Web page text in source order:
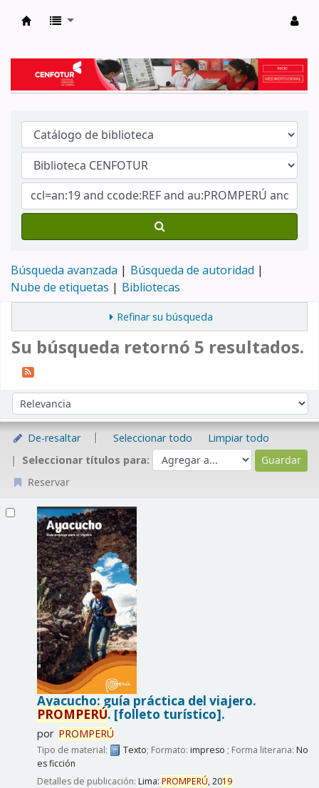
Búsqueda avanzada
Búsqueda de autoridad
Nube de etiquetas
Bibliotecas
Refinar su búsqueda
Su búsqueda retornó 5 resultados.
Ordenar por:
De-resaltar Seleccionar todo
Limpiar todo
Seleccionar títulos para:
Reservar
Ayacucho: guía práctica del viajero.
PROMPERÚ. [folleto turístico].
por PROMPERÚ
Tipo de material: Texto; Formato: impreso ; Forma literaria: No
es ficción
Detalles de publicación: Lima: PROMPERÚ,2019